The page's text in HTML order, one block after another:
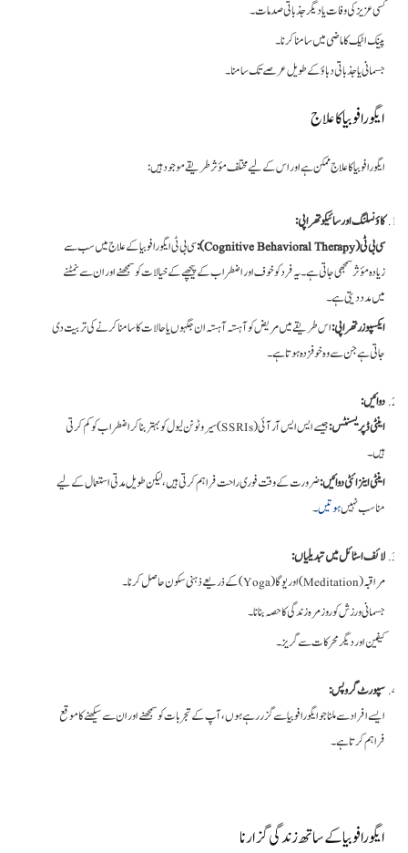
کسی عزیز کی وفات یا دیگر جذباتی صدمات۔
پینک اٹیک کا ماضی میں سامنا کرنا۔
جسمانی یا جذباتی دباؤ کے طویل عرصے تک سامنا۔
ایگورافوبیا کا علاج
ایگورافوبیا کا علاج ممکن ہے اور اس کے لیے مختلف مؤثر طریقے موجود ہیں:
کاؤنسلنگ اور سائیکو تھراپی:
سی بی ٹی (Cognitive Behavioral Therapy):
سی بی ٹی ایگورافوبیا کے علاج میں سب سے
زیادہ مؤثر سمجھی جاتی ہے۔ یہ فرد کو خوف اور اضطراب کے پیچھے کے خیالات کو سمجھنے اور ان سے نمٹنے
میں مدد دیتی ہے۔
ایکسپوزر تھراپی:اس طریقے میں مریض کو آہستہ آہستہ ان جگہوں یا حالات کا سامنا کرنے کی تربیت دی
جاتی ہے جن سے وہ خوفزدہ ہوتا ہے۔
دوائیں:
اینٹی ڈپریسنٹس:
جیسے ایس ایس آر آئی (SSRIs) سیروٹونن لیول کو بہتر بنا کر اضطراب کو کم کرتی
ہیں۔
اینٹی اینزائٹی دوائیں:ضرورت کے وقت فوری راحت فراہم کرتی ہیں، لیکن طویل مدتی استعمال کے لیے
مناسب نہیںہوتیں۔
لائف اسٹائل میں تبدیلیاں:
مراقبہ (Meditation) اور یوگا (Yoga) کے ذریعے ذہنی سکون حاصل کرنا۔
جسمانی ورزش کو روزمرہ زندگی کا حصہ بنانا۔
کیفین اور دیگر محرکات سے گریز۔
سپورٹ گروپس:
ایسے افراد سے ملنا جو ایگورافوبیا سے گزر رہے ہوں، آپ کے تجربات کو سمجھنے اور ان سے سیکھنے کا موقع
فراہم کرتا ہے۔
ایگورافوبیا کے ساتھ زندگی گزارنا